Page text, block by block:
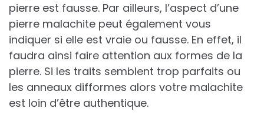
pierre est fausse. Par ailleurs, l’aspect d’une
pierre malachite peut également vous
indiquer si elle est vraie ou fausse. En effet, il
faudra ainsi faire attention aux formes de la
pierre. Si les traits semblent trop parfaits ou
les anneaux difformes alors votre malachite
est loin d’être authentique.